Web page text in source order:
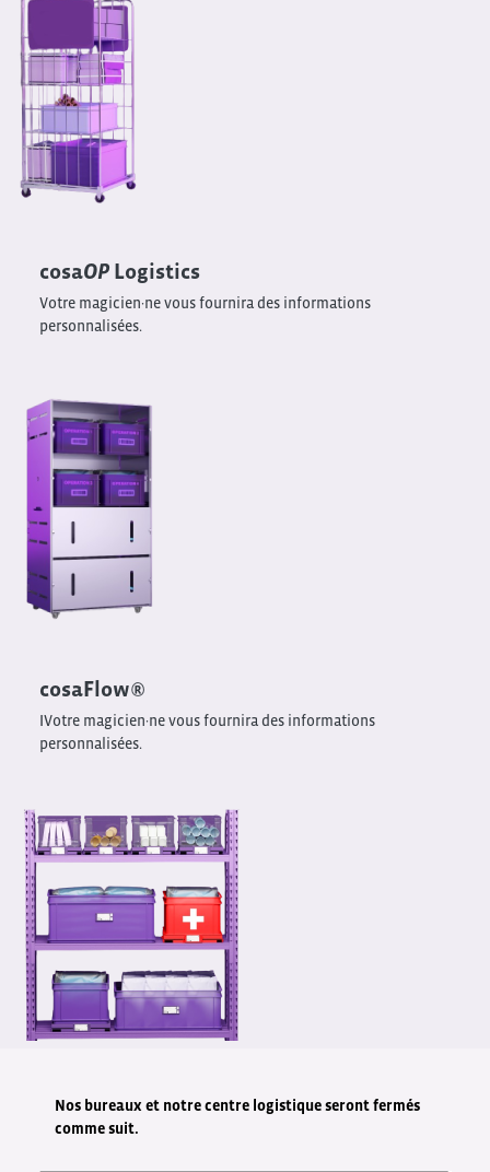
cosaOPLogistics
Votre magicien·ne vous fournira des informations
personnalisées.
cosaFlow®
IVotre magicien·ne vous fournira des informations
personnalisées.
Nos bureaux et notre centre logistique seront fermés
comme suit.